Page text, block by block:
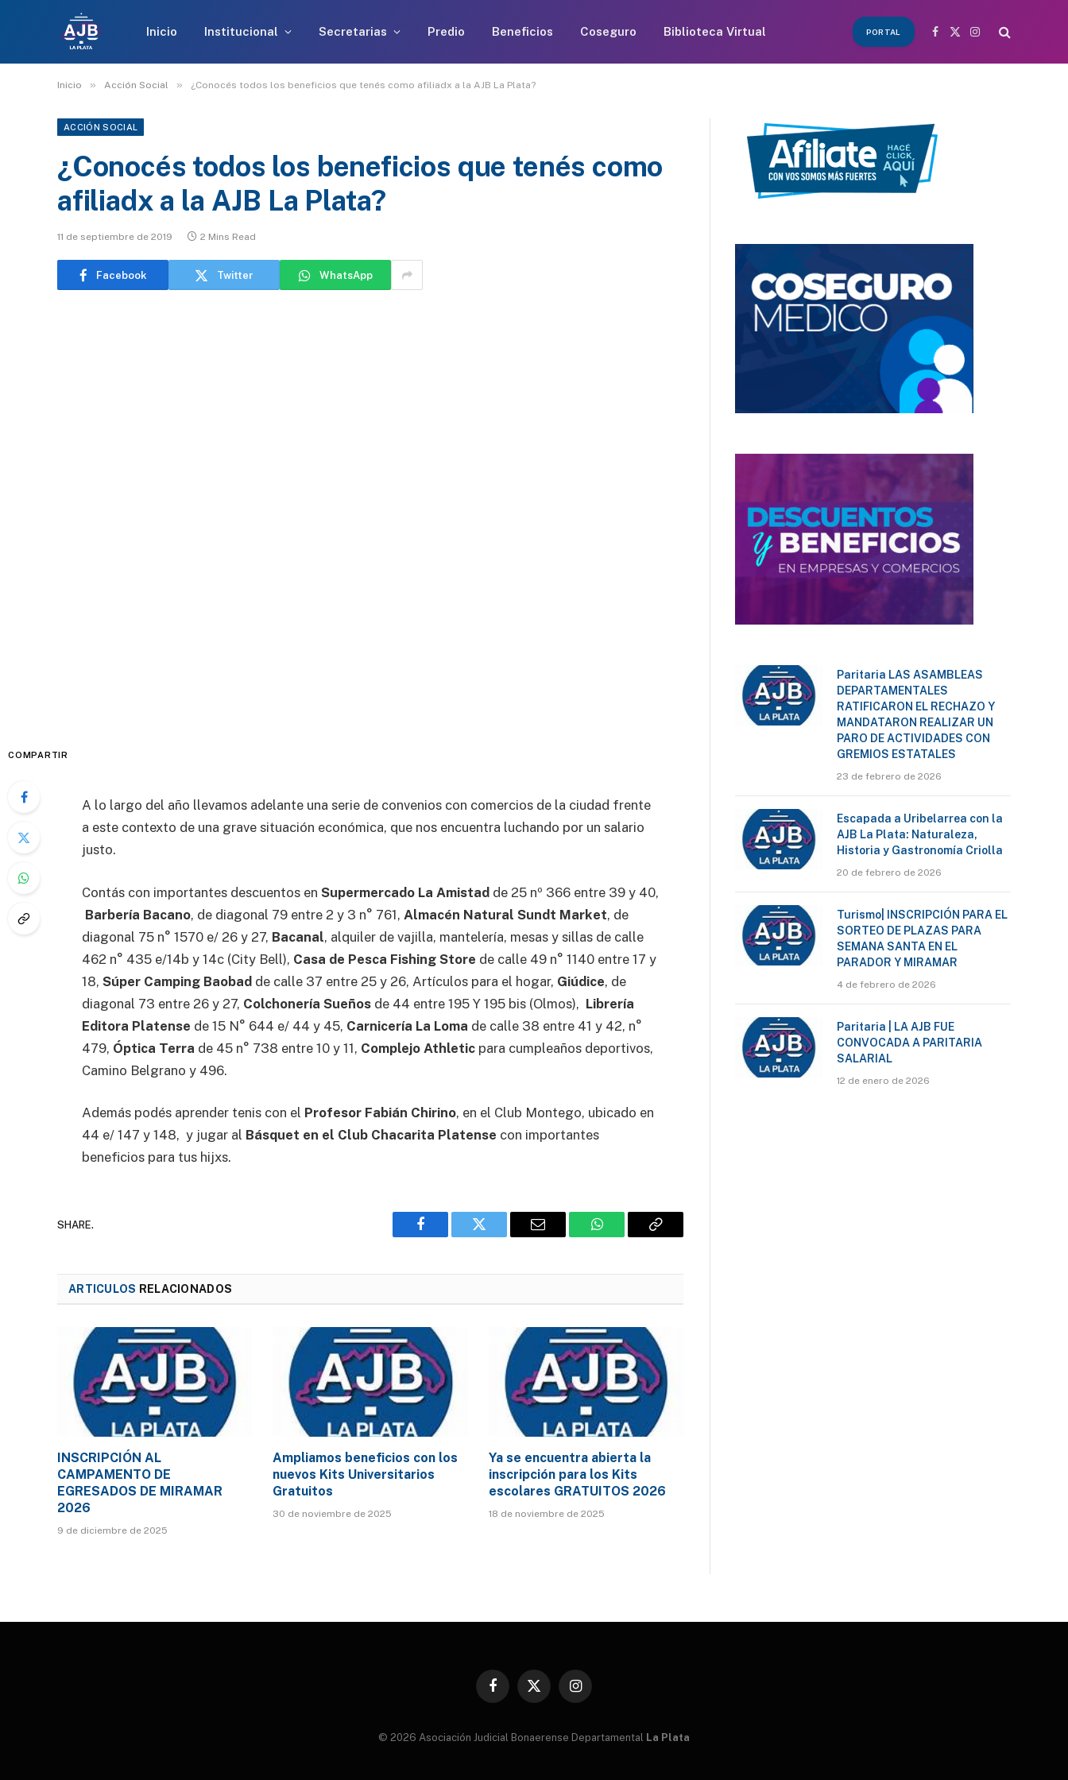
Inicio Institucional Secretarias Predio Beneficios Coseguro Biblioteca Virtual PORTAL
Facebook
X
Instagram
Inicio » Acción Social » ¿Conocés todos los beneficios que tenés como afiliadx a la AJB La Plata?
ACCIÓN SOCIAL
¿Conocés todos los beneficios que tenés como
afiliadx a la AJB La Plata?
11 de septiembre de 2019 2 Mins Read
Facebook Twitter WhatsApp
COMPARTIR
A lo largo del año llevamos adelante una serie de convenios con comercios de la ciudad frente
a este contexto de una grave situación económica, que nos encuentra luchando por un salario
justo.
Contás con importantes descuentos en Supermercado La Amistad de 25 nº 366 entre 39 y 40,
Barbería Bacano, de diagonal 79 entre 2 y 3 n° 761, Almacén Natural Sundt Market, de
diagonal 75 n° 1570 e/ 26 y 27, Bacanal, alquiler de vajilla, mantelería, mesas y sillas de calle
462 n° 435 e/14b y 14c (City Bell), Casa de Pesca Fishing Store de calle 49 n° 1140 entre 17 y
18, Súper Camping Baobad de calle 37 entre 25 y 26, Artículos para el hogar, Giúdice, de
diagonal 73 entre 26 y 27, Colchonería Sueños de 44 entre 195 Y 195 bis (Olmos), Librería
Editora Platense de 15 N° 644 e/ 44 y 45, Carnicería La Loma de calle 38 entre 41 y 42, n°
479, Óptica Terra de 45 n° 738 entre 10 y 11, Complejo Athletic para cumpleaños deportivos,
Camino Belgrano y 496.
Además podés aprender tenis con el Profesor Fabián Chirino, en el Club Montego, ubicado en
44 e/ 147 y 148, y jugar al Básquet en el Club Chacarita Platense con importantes
beneficios para tus hijxs.
SHARE.
Facebook Twitter Email WhatsAppCopy
ARTICULOS RELACIONADOS
INSCRIPCIÓN AL
CAMPAMENTO DE
EGRESADOS DE MIRAMAR
2026
9 de diciembre de 2025
Ampliamos beneficios con los
nuevos Kits Universitarios
Gratuitos
30 de noviembre de 2025
Ya se encuentra abierta la
inscripción para los Kits
escolares GRATUITOS 2026
18 de noviembre de 2025
Paritaria LAS ASAMBLEAS
DEPARTAMENTALES
RATIFICARON EL RECHAZO Y
MANDATARON REALIZAR UN
PARO DE ACTIVIDADES CON
GREMIOS ESTATALES
23 de febrero de 2026
Escapada a Uribelarrea con la
AJB La Plata: Naturaleza,
Historia y Gastronomía Criolla
20 de febrero de 2026
Turismo| INSCRIPCIÓN PARA EL
SORTEO DE PLAZAS PARA
SEMANA SANTA EN EL
PARADOR Y MIRAMAR
4 de febrero de 2026
Paritaria | LA AJB FUE
CONVOCADA A PARITARIA
SALARIAL
12 de enero de 2026
Facebook
X
Instagram
© 2026 Asociación Judicial Bonaerense Departamental La Plata